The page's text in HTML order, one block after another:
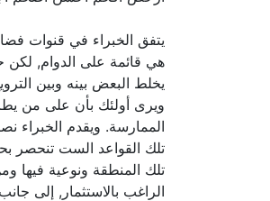
يتفق الخبراء في قنوات
هي قائمة على الدوام, لكن
يخلط البعض بينه وبين
ويرى أولئك بأن على من
الممارسة. ويقدم الخبراء نصائح تستند إلى 6 قواعد ضامنة لنتائج جيدة في
تلك القواعد الست تنحصر
تلك المنطقة ونوعية فيها
الراغب بالاستثمار, إلى